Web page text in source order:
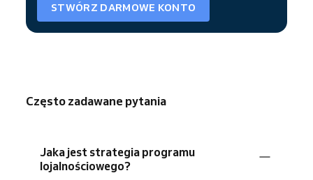
STWÓRZ DARMOWE KONTO
Często zadawane pytania
Jaka jest strategia programu
lojalnościowego?